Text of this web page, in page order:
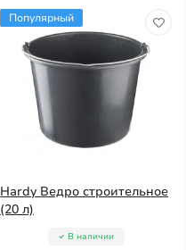
Популярный
Hardy Ведро строительное
(20 л)
В наличии